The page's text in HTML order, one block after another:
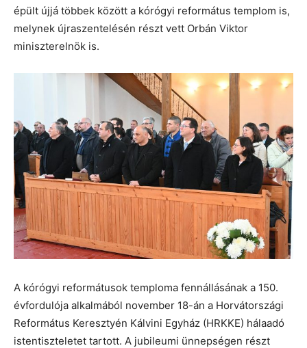
épült újjá többek között a kórógyi református templom is,
melynek újraszentelésén részt vett Orbán Viktor
miniszterelnök is.
A kórógyi reformátusok temploma fennállásának a 150.
évfordulója alkalmából november 18-án a Horvátországi
Református Keresztyén Kálvini Egyház (HRKKE) hálaadó
istentiszteletet tartott. A jubileumi ünnepségen részt